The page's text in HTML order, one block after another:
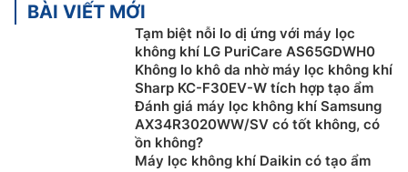
BÀI VIẾT MỚI
Tạm biệt nỗi lo dị ứng với máy lọc
không khí LG PuriCare AS65GDWH0
Không lo khô da nhờ máy lọc không khí
Sharp KC-F30EV-W tích hợp tạo ẩm
Đánh giá máy lọc không khí Samsung
AX34R3020WW/SV có tốt không, có
ồn không?
Máy lọc không khí Daikin có tạo ẩm